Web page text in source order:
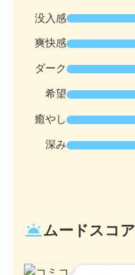
没入感
爽快感
ダーク
希望
癒やし
深み
wb_twilightムードスコ